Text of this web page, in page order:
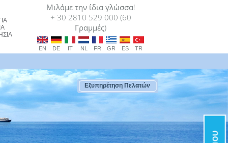
Μιλάμε την ίδια γλώσσα!
+ 30 2810 529 000 (60
Γραμμές)
EN DE IT NL FR GR ES TR
Εξυπηρέτηση Πελατών